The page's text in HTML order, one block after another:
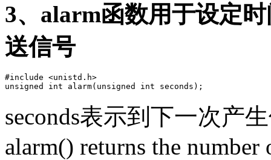
3、alarm函数用于设定
送信号
#include <unistd.h>
seconds表示到下一次产
alarm() returns the number